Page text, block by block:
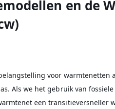
en de
voor warmtenetten
Als we het gebruik van
een transitieversneller